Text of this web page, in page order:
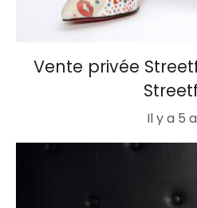
Vente privée
Il y a 5